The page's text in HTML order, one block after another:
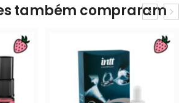
também compraram